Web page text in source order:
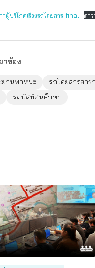
าผู้บริโภคเรื่องรถโดยสาร-final ดา
วข้อง
ยานพาหนะ รถโดยสารสาธ
รถบัสทัศนศึกษา